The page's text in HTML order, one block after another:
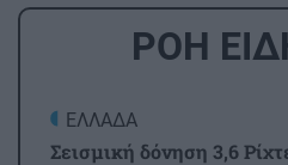
ΡΟΗ
ΕΛΛΑΔΑ
Σεισμική δόνηση 3,6